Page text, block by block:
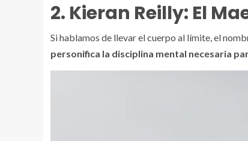
2. Kieran Reilly: El
Si hablamos de llevar el cuerpo al límite, el
personifica la disciplina mental necesaria